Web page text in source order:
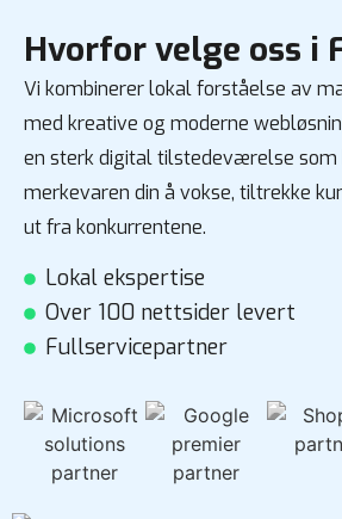
Hvorfor velge oss i
Vi kombinerer lokal forståelse av
med kreative og moderne
en sterk digital tilstedeværelse som
merkevaren din å vokse, tiltrekke
ut fra konkurrentene.
Lokal ekspertise
Over 100 nettsider levert
Fullservicepartner